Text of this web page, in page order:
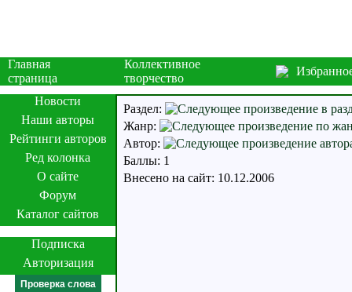
Главная
страница
Коллективное
творчество
Новости
Наши авторы
Рейтинги авторов
Ред колонка
О сайте
Форум
Каталог сайтов
Подписка
Авторизация
Проверка слова
Раздел:
Жанр:
Автор:
Баллы: 1
Внесено на сайт: 10.12.2006